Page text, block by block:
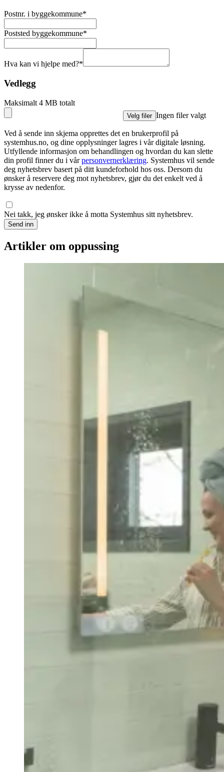
Postnr. i byggekommune*
Poststed byggekommune*
Hva kan vi hjelpe med?*
Vedlegg
Maksimalt 4 MB totalt
Velg filer Ingen filer valgt
Ved å sende inn skjema opprettes det en brukerprofil på
systemhus.no, og dine opplysninger lagres i vår digitale løsning.
Utfyllende informasjon om behandlingen og hvordan du kan slette
din profil finner du i vår personvernerklæring. Systemhus vil sende
deg nyhetsbrev basert på ditt kundeforhold hos oss. Dersom du
ønsker å reservere deg mot nyhetsbrev, gjør du det enkelt ved å
krysse av nedenfor.
Nei takk, jeg ønsker ikke å motta Systemhus sitt nyhetsbrev.
Send inn
Artikler om oppussing